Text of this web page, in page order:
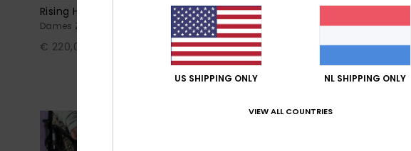
Rising High 15K
Dames Zwart Technische Snowbroek
€ 220,00
Wild Twist 20K
Dames Paars Technisch Snowjack
€ 350,00
€ 131,25
SALE
US SHIPPING ONLY NL SHIPPING ONLY
VIEW ALL COUNTRIES